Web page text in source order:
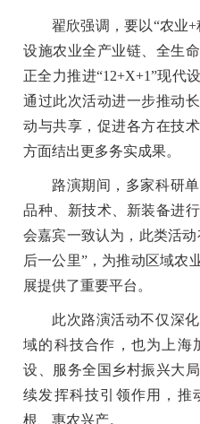
翟欣强调，要以“农业
设施农业全产业链、全生
正全力推进“12+X+1”现代
通过此次活动进一步推动
动与共享，促进各方在技
方面结出更多务实成果。
路演期间，多家科研
品种、新技术、新装备进
会嘉宾一致认为，此类活
后一公里”，为推动区域农
展提供了重要平台。
此次路演活动不仅深
域的科技合作，也为上海
设、服务全国乡村振兴大
续发挥科技引领作用，推
根、惠农兴产。